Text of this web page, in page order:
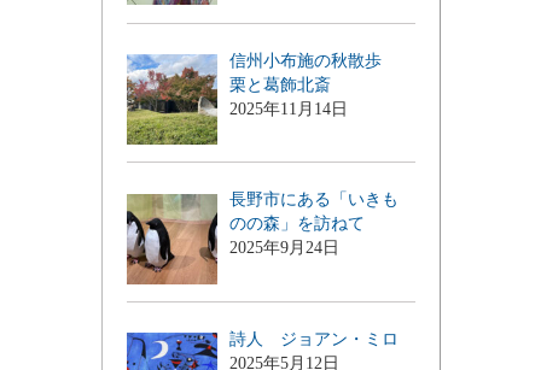
信州小布施の秋散歩
栗と葛飾北斎
2025年11月14日
長野市にある「いきも
のの森」を訪ねて
2025年9月24日
詩人 ジョアン・ミロ
2025年5月12日